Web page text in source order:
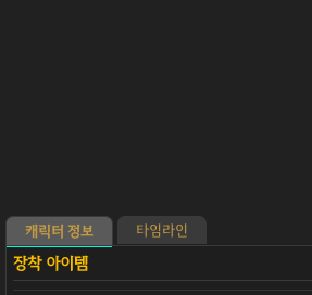
캐릭터 정보 타임라인